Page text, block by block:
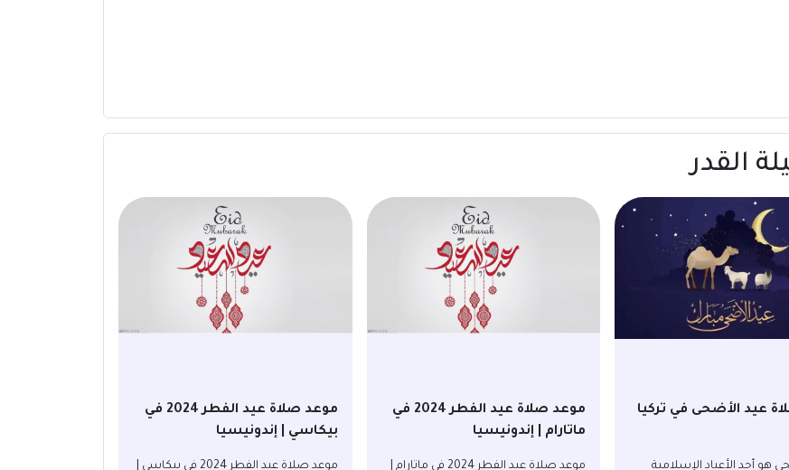
القدر
عيد الأضحى في تركيا
هو أحد الأعياد الإسلامية
موعد صلاة عيد الفطر 2024 في
ماتارام | إندونيسيا
موعد صلاة عيد الفطر 2024 في ماتارام |
موعد صلاة عيد الفطر 2024 في
بيكاسي | إندونيسيا
موعد صلاة عيد الفطر 2024 في بيكاسي |